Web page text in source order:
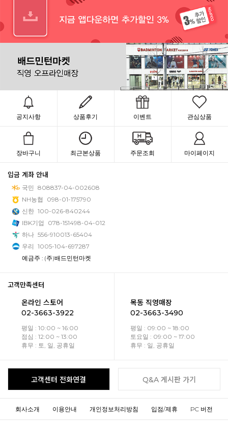
공지사항 상품후기 이벤트 관심상품
장바구니 최근본상품 주문조회 마이페이지
입금 계좌 안내
국민 808837-04-002608
NH농협
098-01-175790
신한 100-026-840244
IBK기업
078-151498-04-012
하나 556-910013-65404
우리 1005-104-697287
예금주 : (주)배드민턴마켓
고객만족센터
온라인 스토어
02-3663-3922
평일 : 10:00 ~ 16:00
점심 : 12:00 ~ 13:00
휴무 : 토, 일, 공휴일
목동 직영매장
02-3663-3490
평일 : 09:00 ~ 18:00
토요일 : 09:00 ~ 17:00
휴무 : 일, 공휴일
고객센터 전화연결 Q&A 게시판 가기
회사소개 이용안내 개인정보처리방침 입점/제휴 PC 버전